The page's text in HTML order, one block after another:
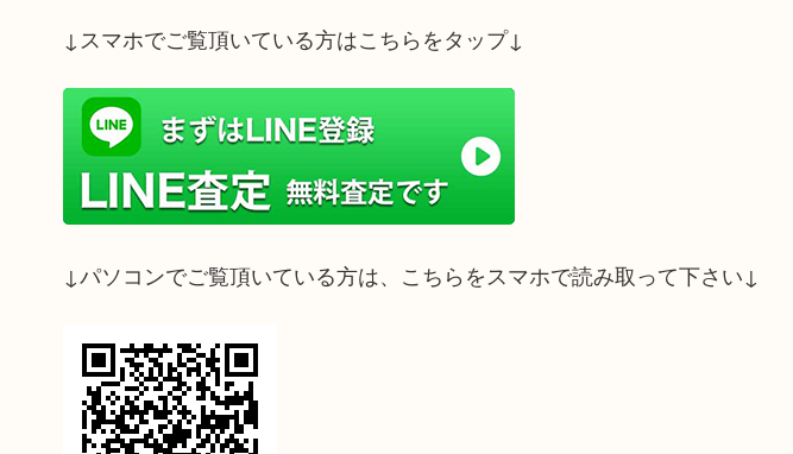
↓スマホでご覧頂いている方はこちらをタップ↓
↓パソコンでご覧頂いている方は、こちらをスマホで読み取って下さい↓